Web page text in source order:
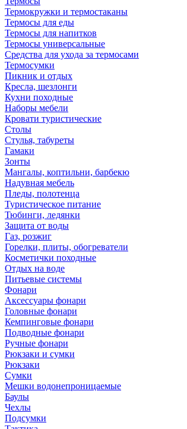
Термокружки и термостаканы
Термосы для еды
Термосы для напитков
Термосы универсальные
Средства для ухода за термосами
Термосумки
Пикник и отдых
Кресла, шезлонги
Кухни походные
Наборы мебели
Кровати туристические
Столы
Стулья, табуреты
Гамаки
Зонты
Мангалы, коптильни, барбекю
Надувная мебель
Пледы, полотенца
Туристическое питание
Тюбинги, ледянки
Защита от воды
Газ, розжиг
Горелки, плиты, обогреватели
Косметички походные
Отдых на воде
Питьевые системы
Фонари
Аксессуары фонари
Головные фонари
Кемпинговые фонари
Подводные фонари
Ручные фонари
Рюкзаки и сумки
Рюкзаки
Сумки
Мешки водонепроницаемые
Баулы
Чехлы
Подсумки